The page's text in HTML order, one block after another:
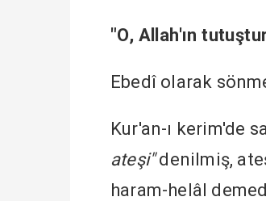
"O, Allah'ın
Ebedî olarak
Kur'an-ı kerim'de
ateşi"denilmiş,
haram-helâl